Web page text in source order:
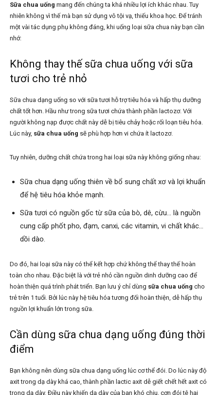
Sữa chua uống mang đến chúng ta khá nhiều lợi ích khác nhau. Tuy
nhiên không vì thế mà bạn sử dụng vô tội vạ, thiếu khoa học. Để tránh
một vài tác dụng phụ không đáng, khi uống loại sữa chua này bạn cần
nhớ:
Không thay thế sữa chua uống với sữa
tươi cho trẻ nhỏ
Sữa chua dạng uống so với sữa tươi hỗ trợ tiêu hóa và hấp thụ dưỡng
chất tốt hơn. Hầu như trong sữa tươi chứa thành phần lactozơ. Với
người không nạp được chất này dễ bị tiêu chảy hoặc rối loạn tiêu hóa.
Lúc này, sữa chua uống sẽ phù hợp hơn vi chứa ít lactozơ.
Tuy nhiên, dưỡng chất chứa trong hai loại sữa này không giống nhau:
Sữa chua dạng uống thiên về bổ sung chất xơ và lợi khuẩn
để hệ tiêu hóa khỏe mạnh.
Sữa tươi có nguồn gốc từ sữa của bò, dê, cừu… là nguồn
cung cấp phốt pho, đạm, canxi, các vitamin, vi chất khác…
dồi dào.
Do đó, hai loại sữa này có thể kết hợp chứ không thể thay thế hoàn
toàn cho nhau. Đặc biệt là với trẻ nhỏ cần nguồn dinh dưỡng cao để
hoàn thiện quá trình phát triển. Bạn lưu ý chỉ dùng sữa chua uống cho
trẻ trên 1 tuổi. Bởi lúc này hệ tiêu hóa tương đối hoàn thiện, dễ hấp thụ
nguồn lợi khuẩn lớn trong sữa.
Cần dùng sữa chua dạng uống đúng thời
điểm
Bạn không nên dùng sữa chua dạng uống lúc cơ thể đói. Do lúc này độ
axit trong dạ dày khá cao, thành phần lactic axit dễ giết chết hết axit có
trong dạ dày. Điều này khiến dạ dày của bạn khó chịu, cơn đói tệ hại